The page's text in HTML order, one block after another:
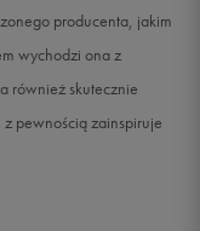
producenta, jakim
wychodzi ona z
również skutecznie
pewnością zainspiruje